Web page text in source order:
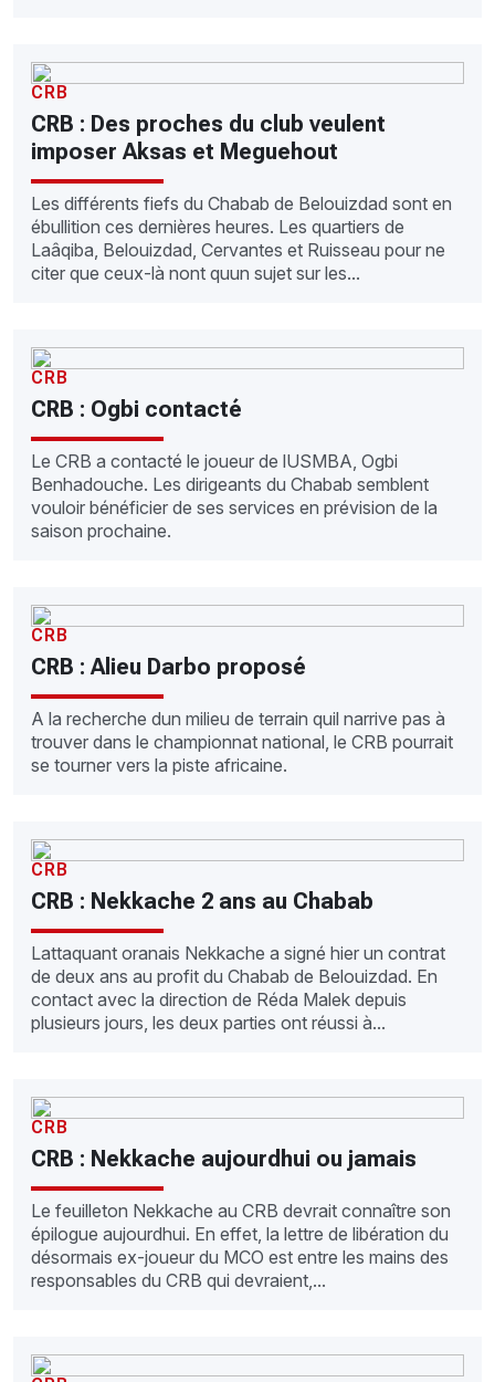
CRB
CRB : Des proches du club veulent
imposer Aksas et Meguehout
Les différents fiefs du Chabab de Belouizdad sont en
ébullition ces dernières heures. Les quartiers de
Laâqiba, Belouizdad, Cervantes et Ruisseau pour ne
citer que ceux-là nont quun sujet sur les...
CRB
CRB : Ogbi contacté
Le CRB a contacté le joueur de lUSMBA, Ogbi
Benhadouche. Les dirigeants du Chabab semblent
vouloir bénéficier de ses services en prévision de la
saison prochaine.
CRB
CRB : Alieu Darbo proposé
A la recherche dun milieu de terrain quil narrive pas à
trouver dans le championnat national, le CRB pourrait
se tourner vers la piste africaine.
CRB
CRB : Nekkache 2 ans au Chabab
Lattaquant oranais Nekkache a signé hier un contrat
de deux ans au profit du Chabab de Belouizdad. En
contact avec la direction de Réda Malek depuis
plusieurs jours, les deux parties ont réussi à...
CRB
CRB : Nekkache aujourdhui ou jamais
Le feuilleton Nekkache au CRB devrait connaître son
épilogue aujourdhui. En effet, la lettre de libération du
désormais ex-joueur du MCO est entre les mains des
responsables du CRB qui devraient,...